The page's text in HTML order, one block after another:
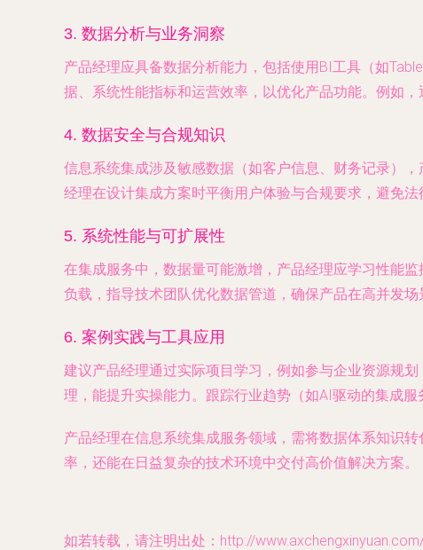
3. 数据分析与业务洞察
产品经理应具备数据分析能力，包括使用BI工具（如
据、系统性能指标和运营效率，以优化产品功能。例如
4. 数据安全与合规知识
信息系统集成涉及敏感数据（如客户信息、财务记录）
经理在设计集成方案时平衡用户体验与合规要求，避免法
5. 系统性能与可扩展性
在集成服务中，数据量可能激增，产品经理应学习性能
负载，指导技术团队优化数据管道，确保产品在高并发场
6. 案例实践与工具应用
建议产品经理通过实际项目学习，例如参与企业资源规
理，能提升实操能力。跟踪行业趋势（如AI驱动的集成服
产品经理在信息系统集成服务领域，需将数据体系知识
率，还能在日益复杂的技术环境中交付高价值解决方案。
如若转载，请注明出处：http://